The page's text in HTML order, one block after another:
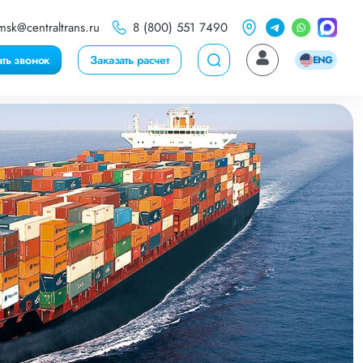
8 (800) 551 7490
звонок Заказать расчет ENG